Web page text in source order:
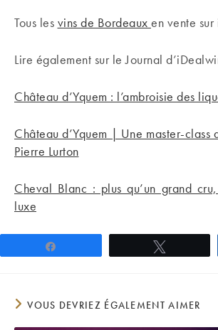
Tous les vins de Bordeaux en vente
Lire également sur le Journal
Château d’Yquem : l’ambroisie des
Château d’Yquem | Une master-class
Pierre Lurton
Cheval Blanc : plus qu’un grand
luxe
VOUS DEVRIEZ ÉGALEMENT AIMER